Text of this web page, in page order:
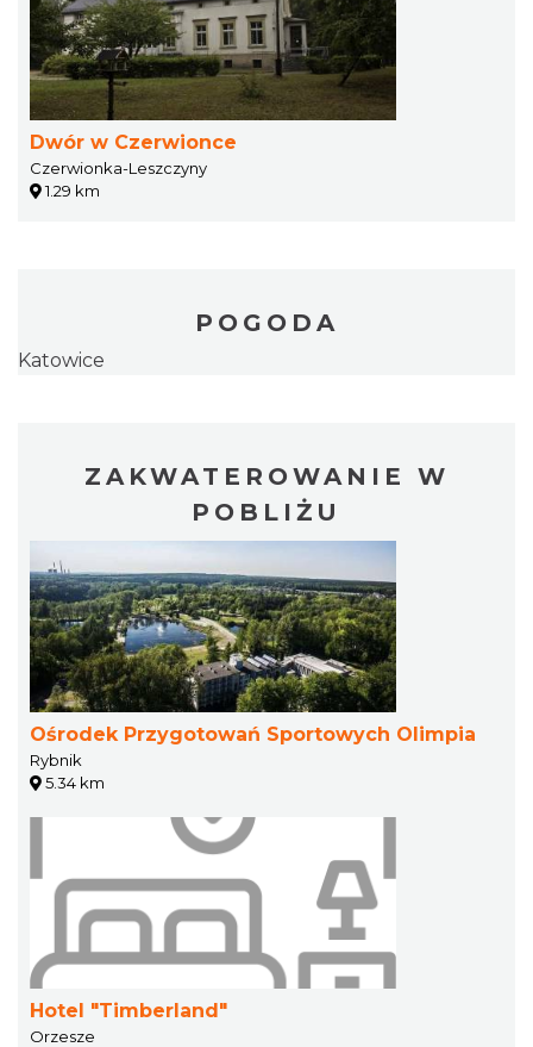
Dwór w Czerwionce
Czerwionka-Leszczyny
1.29 km
POGODA
Katowice
ZAKWATEROWANIE W
POBLIŻU
Ośrodek Przygotowań Sportowych Olimpia
Rybnik
5.34 km
Hotel "Timberland"
Orzesze